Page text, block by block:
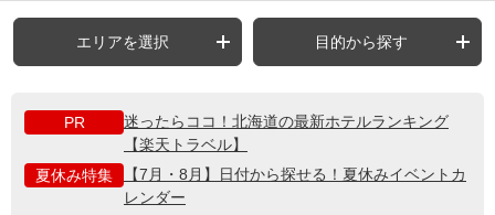
エリアを選択 目的から探す
PR
迷ったらココ！北海道の最新ホテルランキング
【楽天トラベル】
夏休み特集
【7月・8月】日付から探せる！夏休みイベントカ
レンダー